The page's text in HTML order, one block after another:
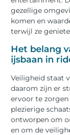
gezellige
komen en
terwijl ze
Het belang
ijsbaan in
Veiligheid staat
daarom zijn er
ervoor te zorgen
plezierige
ontworpen om
en om de